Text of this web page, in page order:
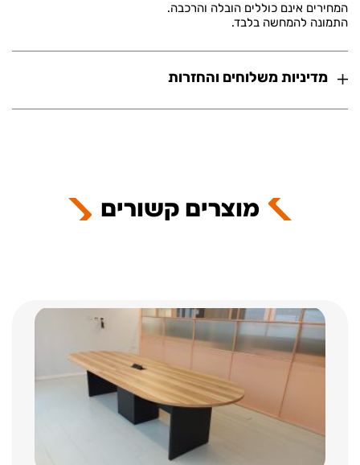
המחירים אינם כוללים הובלה והרכבה.
התמונה להמחשה בלבד.
מדיניות משלוחים והחזרות
מוצרים קשורים